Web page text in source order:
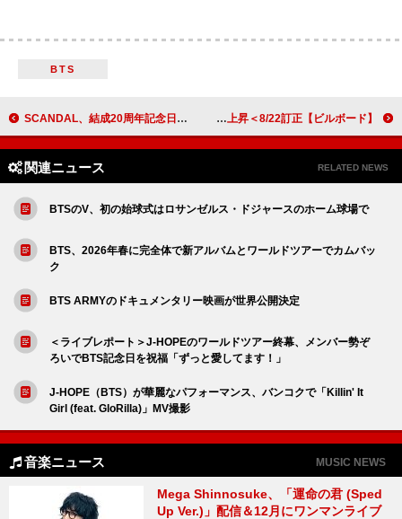
BTS
SCANDAL、結成20周年記念日に大阪城ホール公演開催＆今秋下北沢SHELTERでのFC限定ライブも決定 【ビルボード】トシロウ(谷山紀章)「Hunting Soul」はじめ『ダンダダン』関連曲、グローバル・ジャパン・ソングスでトップ3独占 BABYMETAL／Corneliusが急上昇＜8/22訂正＞
関連ニュース RELATED NEWS
BTSのV、初の始球式はロサンゼルス・ドジャースのホーム球場で
BTS、2026年春に完全体で新アルバムとワールドツアーでカムバッ
ク
BTS ARMYのドキュメンタリー映画が世界公開決定
＜ライブレポート＞J-HOPEのワールドツアー終幕、メンバー勢ぞ
ろいでBTS記念日を祝福「ずっと愛してます！」
J-HOPE（BTS）が華麗なパフォーマンス、バンコクで「Killin' It
Girl (feat. GloRilla)」MV撮影
音楽ニュース MUSIC NEWS
Mega Shinnosuke、「運命の君 (Sped
Up Ver.)」配信＆12月にワンマンライブ